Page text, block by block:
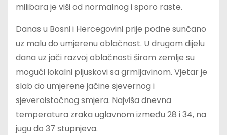
milibara je viši od normalnog i sporo raste.
Danas u Bosni i Hercegovini prije podne sunčano
uz malu do umjerenu oblačnost. U drugom dijelu
dana uz jači razvoj oblačnosti širom zemlje su
mogući lokalni pljuskovi sa grmljavinom. Vjetar je
slab do umjerene jačine sjevernog i
sjeveroistočnog smjera. Najviša dnevna
temperatura zraka uglavnom između 28 i 34, na
jugu do 37 stupnjeva.